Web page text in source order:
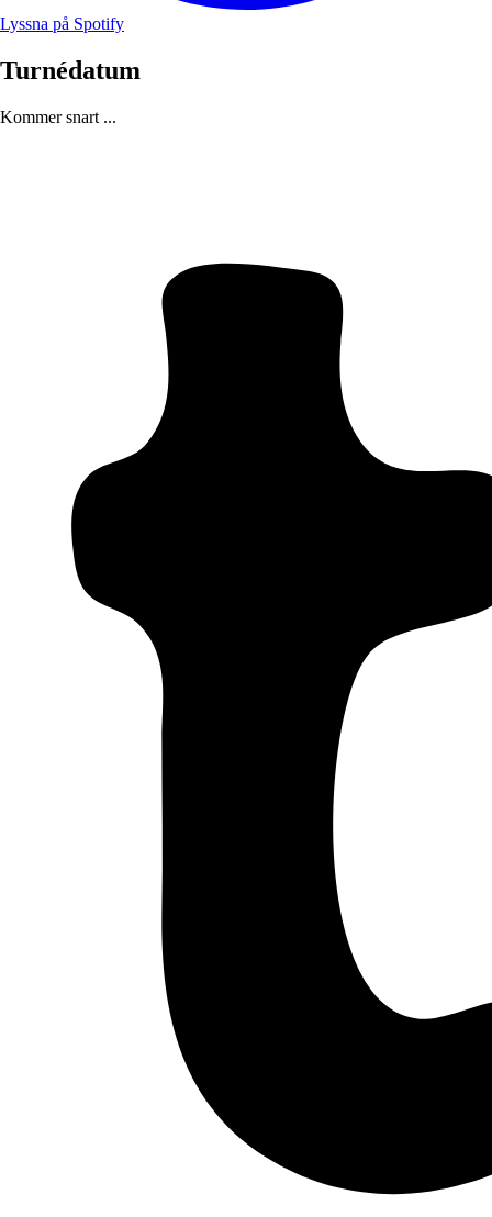
Lyssna på Spotify
Turnédatum
Kommer snart ...